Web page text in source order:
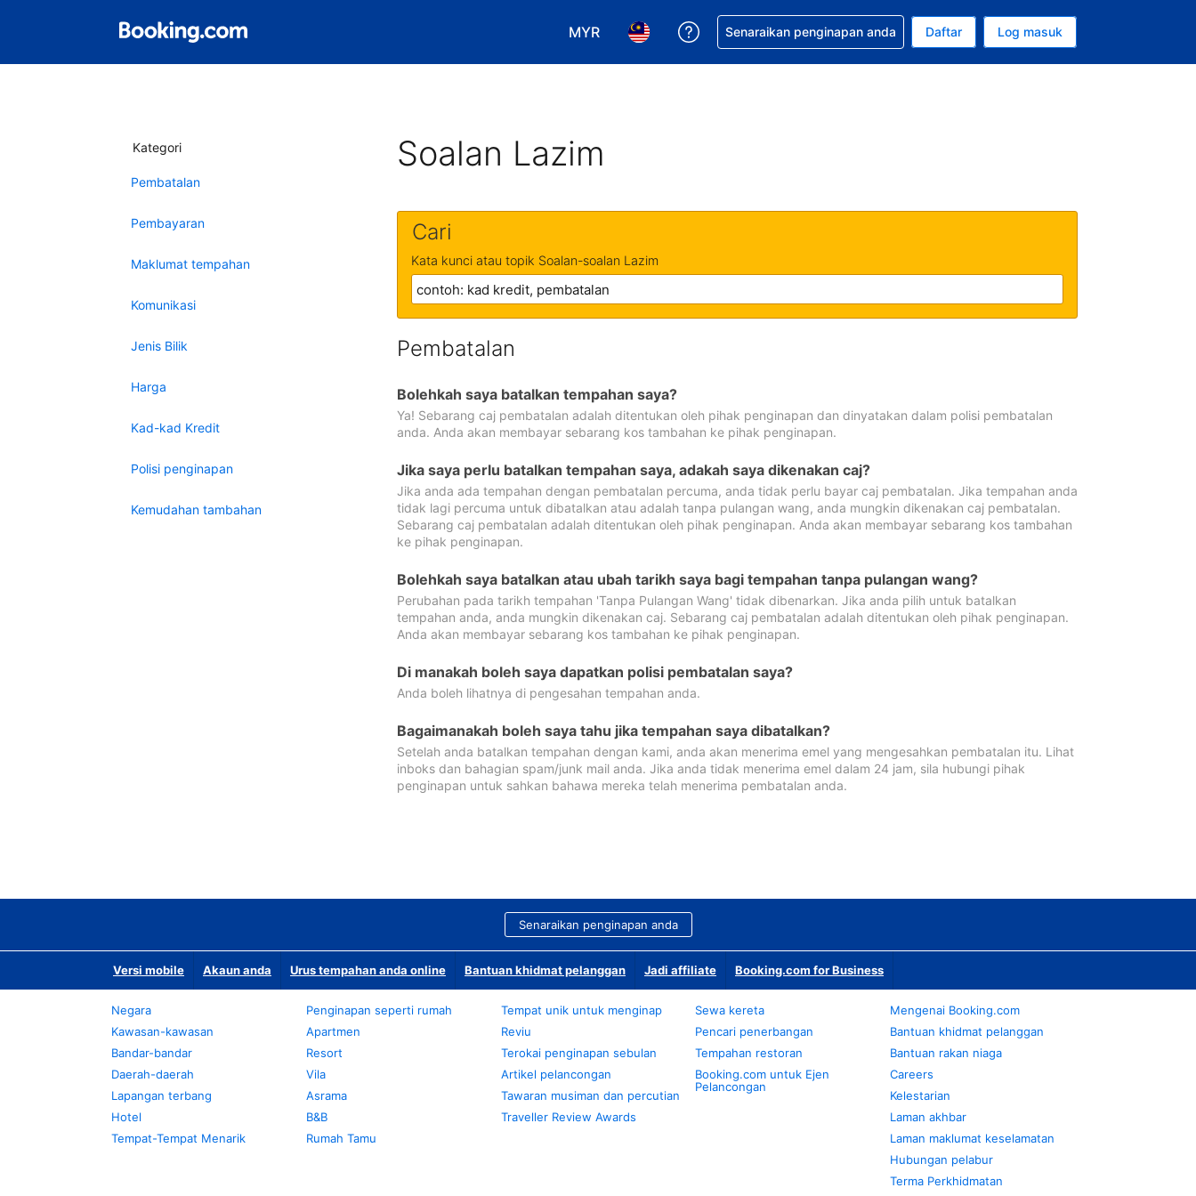
MYR
Pilih mata wang anda. Mata wang semasa anda adalah Ringgit Malaysia
Pilih bahasa anda. Bahasa semasa anda adalah Bahasa Malaysia
Dapatkan bantuan bagi tempahan anda
Senaraikan penginapan anda Daftar Log masuk
Kategori
Pembatalan
Pembayaran
Maklumat tempahan
Komunikasi
Jenis Bilik
Harga
Kad-kad Kredit
Polisi penginapan
Kemudahan tambahan
Soalan Lazim
Cari
Kata kunci atau topik Soalan-soalan Lazim
Pembatalan
Bolehkah saya batalkan tempahan saya?
Ya! Sebarang caj pembatalan adalah ditentukan oleh pihak penginapan dan dinyatakan dalam polisi pembatalan
anda. Anda akan membayar sebarang kos tambahan ke pihak penginapan.
Jika saya perlu batalkan tempahan saya, adakah saya dikenakan caj?
Jika anda ada tempahan dengan pembatalan percuma, anda tidak perlu bayar caj pembatalan. Jika tempahan anda
tidak lagi percuma untuk dibatalkan atau adalah tanpa pulangan wang, anda mungkin dikenakan caj pembatalan.
Sebarang caj pembatalan adalah ditentukan oleh pihak penginapan. Anda akan membayar sebarang kos tambahan
ke pihak penginapan.
Bolehkah saya batalkan atau ubah tarikh saya bagi tempahan tanpa pulangan wang?
Perubahan pada tarikh tempahan 'Tanpa Pulangan Wang' tidak dibenarkan. Jika anda pilih untuk batalkan
tempahan anda, anda mungkin dikenakan caj. Sebarang caj pembatalan adalah ditentukan oleh pihak penginapan.
Anda akan membayar sebarang kos tambahan ke pihak penginapan.
Di manakah boleh saya dapatkan polisi pembatalan saya?
Anda boleh lihatnya di pengesahan tempahan anda.
Bagaimanakah boleh saya tahu jika tempahan saya dibatalkan?
Setelah anda batalkan tempahan dengan kami, anda akan menerima emel yang mengesahkan pembatalan itu. Lihat
inboks dan bahagian spam/junk mail anda. Jika anda tidak menerima emel dalam 24 jam, sila hubungi pihak
penginapan untuk sahkan bahawa mereka telah menerima pembatalan anda.
Senaraikan penginapan anda
Versi mobile Akaun anda Urus tempahan anda online Bantuan khidmat pelanggan Jadi affiliate Booking.com for Business
Negara
Kawasan-kawasan
Bandar-bandar
Daerah-daerah
Lapangan terbang
Hotel
Tempat-Tempat Menarik
Penginapan seperti rumah
Apartmen
Resort
Vila
Asrama
B&B
Rumah Tamu
Tempat unik untuk menginap
Reviu
Terokai penginapan sebulan
Artikel pelancongan
Tawaran musiman dan percutian
Traveller Review Awards
Sewa kereta
Pencari penerbangan
Tempahan restoran
Booking.com untuk Ejen
Pelancongan
Mengenai Booking.com
Bantuan khidmat pelanggan
Bantuan rakan niaga
Careers
Kelestarian
Laman akhbar
Laman maklumat keselamatan
Hubungan pelabur
Terma Perkhidmatan